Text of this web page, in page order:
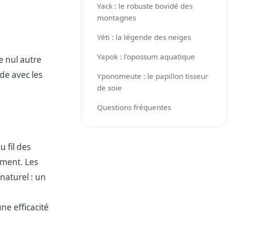
Yack : le robuste bovidé des
montagnes
Yéti : la légende des neiges
Yapok : l'opossum aquatique
Yponomeute : le papillon tisseur
de soie
Questions fréquentes
nul autre
avec les
fil des
Les
: un
efficacité